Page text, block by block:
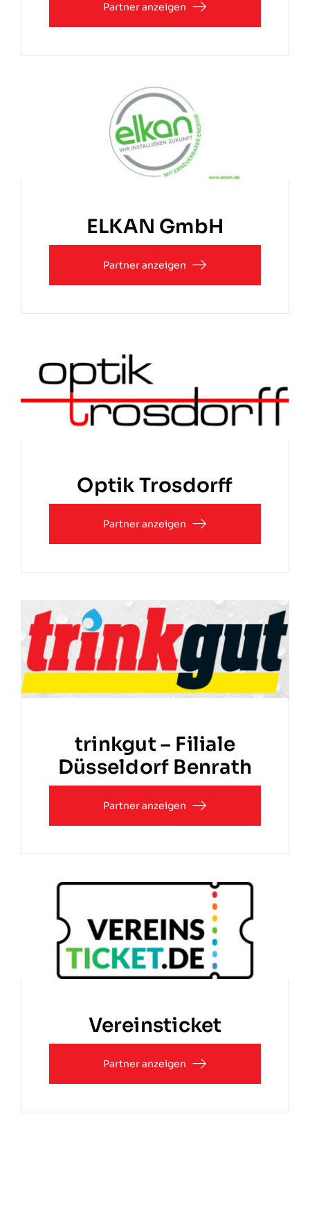
Partner anzeigen
ELKAN GmbH
Partner anzeigen
Optik Trosdorff
Partner anzeigen
trinkgut – Filiale
Düsseldorf Benrath
Partner anzeigen
Vereinsticket
Partner anzeigen